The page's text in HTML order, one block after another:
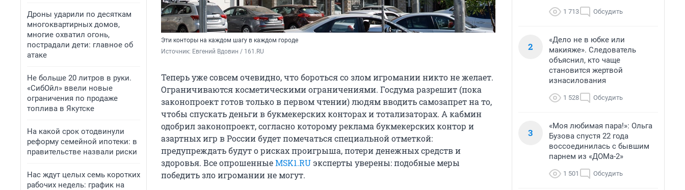
Дроны ударили по десяткам
многоквартирных домов,
многие охватил огонь,
пострадали дети: главное об
атаке
Не больше 20 литров в руки.
«СибОйл» ввели новые
ограничения по продаже
топлива в Якутске
На какой срок отодвинули
реформу семейной ипотеки: в
правительстве назвали риски
Нас ждут целых семь коротких
рабочих недель: график на
Эти конторы на каждом шагу в каждом городе
Источник: Евгений Вдовин / 161.RU
Теперь уже совсем очевидно, что бороться со злом игромании никто не желает.
Ограничиваются косметическими ограничениями. Госдума разрешит (пока
законопроект готов только в первом чтении) людям вводить самозапрет на то,
чтобы спускать деньги в букмекерских конторах и тотализаторах. А кабмин
одобрил законопроект, согласно которому реклама букмекерских контор и
азартных игр в России будет помечаться специальной отметкой:
предупреждать будут о рисках проигрыша, потери денежных средств и
здоровья. Все опрошенныеMSK1.RUэксперты уверены: подобные меры
победить зло игромании не могут.
1 713 Обсудить
2
«Дело не в юбке или
макияже». Следователь
объяснил, кто чаще
становится жертвой
изнасилования
1 528 Обсудить
3
«Моя любимая пара!»: Ольга
Бузова спустя 22 года
воссоединилась с бывшим
парнем из «ДОМа-2»
1 501 Обсудить